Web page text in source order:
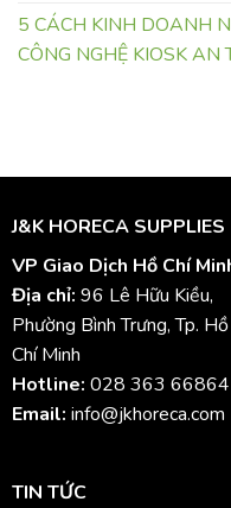
5 CÁCH KINH DOANH
CÔNG NGHỆ KIOSK AN
J&K HORECA SUPPLIES
VP Giao Dịch Hồ Chí
Địa chỉ: 96 Lê Hữu Kiều,
Phường Bình Trưng, Tp. Hồ
Chí Minh
Hotline: 028 363 66864
Email: info@jkhoreca.com
TIN TỨC